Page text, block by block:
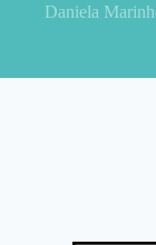
Daniela